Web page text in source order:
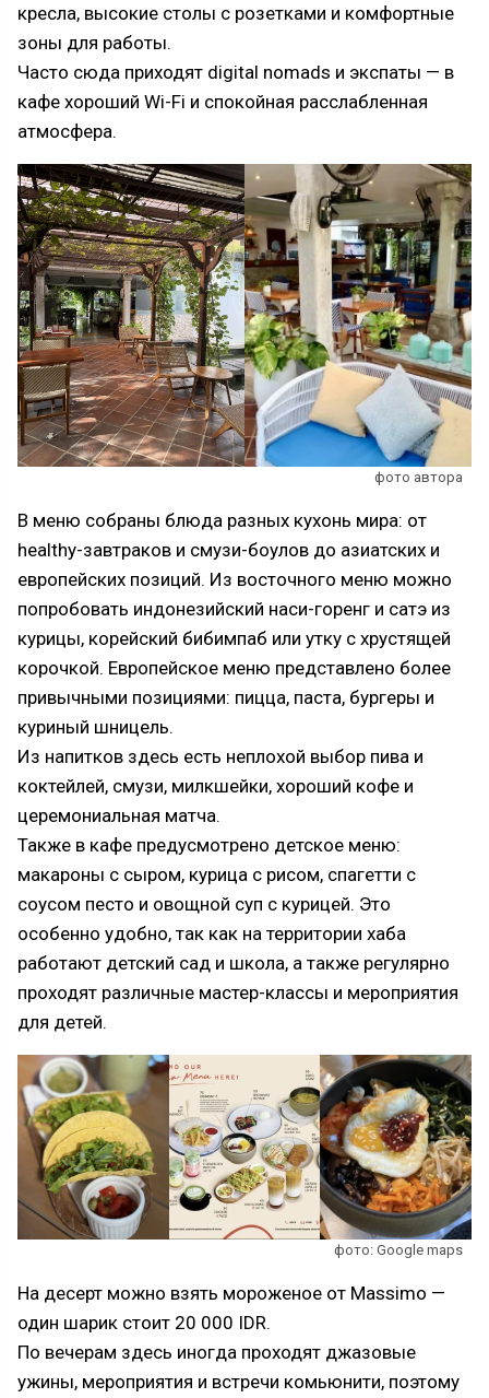
кресла, высокие столы с розетками и комфортные
зоны для работы.
Часто сюда приходят digital nomads и экспаты — в
кафе хороший Wi-Fi и спокойная расслабленная
атмосфера.
фото автора
В меню собраны блюда разных кухонь мира: от
healthy-завтраков и смузи-боулов до азиатских и
европейских позиций. Из восточного меню можно
попробовать индонезийский наси-горенг и сатэ из
курицы, корейский бибимпаб или утку с хрустящей
корочкой. Европейское меню представлено более
привычными позициями: пицца, паста, бургеры и
куриный шницель.
Из напитков здесь есть неплохой выбор пива и
коктейлей, смузи, милкшейки, хороший кофе и
церемониальная матча.
Также в кафе предусмотрено детское меню:
макароны с сыром, курица с рисом, спагетти с
соусом песто и овощной суп с курицей. Это
особенно удобно, так как на территории хаба
работают детский сад и школа, а также регулярно
проходят различные мастер-классы и мероприятия
для детей.
фото: Google maps
На десерт можно взять мороженое от Massimo —
один шарик стоит 20 000 IDR.
По вечерам здесь иногда проходят джазовые
ужины, мероприятия и встречи комьюнити, поэтому